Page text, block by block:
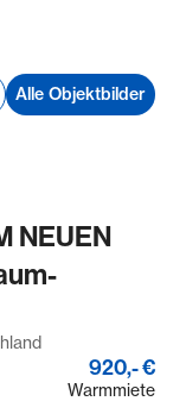
Alle Objektbilder
NEUEN
920,- €
Warmmiete